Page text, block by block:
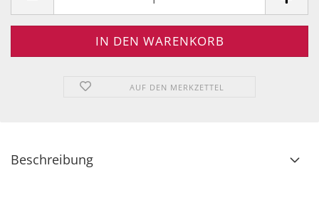
AUF DEN MERKZETTEL
Beschreibung